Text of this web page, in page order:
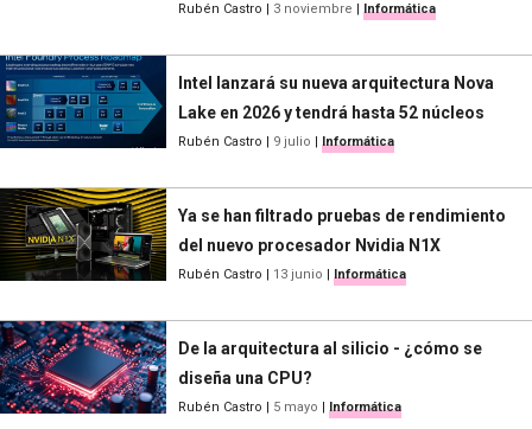
Rubén Castro | 3 noviembre | Informática
Intel lanzará su nueva arquitectura Nova
Lake en 2026 y tendrá hasta 52 núcleos
Rubén Castro | 9 julio | Informática
Ya se han filtrado pruebas de rendimiento
del nuevo procesador Nvidia N1X
Rubén Castro | 13 junio | Informática
De la arquitectura al silicio - ¿cómo se
diseña una CPU?
Rubén Castro | 5 mayo | Informática